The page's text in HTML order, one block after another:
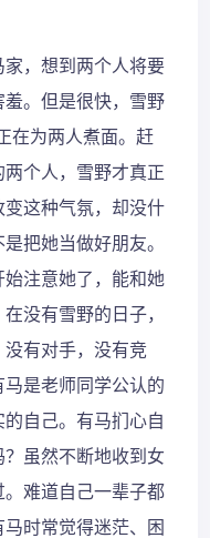
，想到两个人将要
。但是很快，雪野
在为两人煮面。赶
个人，雪野才真正
这种气氛，却没什
把她当做好朋友。
注意她了，能和她
没有雪野的日子，
有对手，没有竞
是老师同学公认的
自己。有马扪心自
虽然不断地收到女
难道自己一辈子都
时常觉得迷茫、困